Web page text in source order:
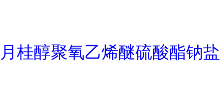
月桂醇聚氧乙烯醚硫酸酯钠盐